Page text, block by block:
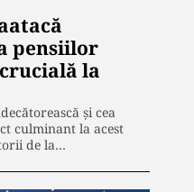
pensiilor
la
și cea
culminant la acest
de la…